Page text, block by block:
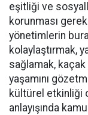
eşitliği ve
korunması
yönetimlerin
kolaylaştırmak,
sağlamak,
yaşamını
kültürel etkinliği
anlayışında